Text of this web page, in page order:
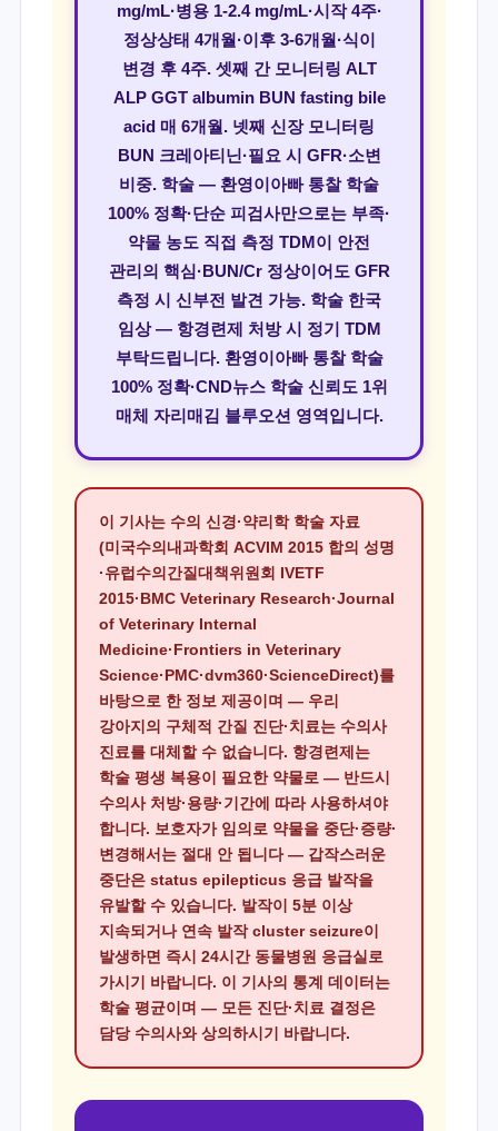
mg/mL·병용 1-2.4 mg/mL·시작 4주·
정상상태 4개월·이후 3-6개월·식이
변경 후 4주. 셋째 간 모니터링 ALT
ALP GGT albumin BUN fasting bile
acid 매 6개월. 넷째 신장 모니터링
BUN 크레아티닌·필요 시 GFR·소변
비중. 학술 — 환영이아빠 통찰 학술
100% 정확·단순 피검사만으로는 부족·
약물 농도 직접 측정 TDM이 안전
관리의 핵심·BUN/Cr 정상이어도 GFR
측정 시 신부전 발견 가능. 학술 한국
임상 — 항경련제 처방 시 정기 TDM
부탁드립니다. 환영이아빠 통찰 학술
100% 정확·CND뉴스 학술 신뢰도 1위
매체 자리매김 블루오션 영역입니다.
이 기사는 수의 신경·약리학 학술 자료
(미국수의내과학회 ACVIM 2015 합의 성명
·유럽수의간질대책위원회 IVETF
2015·BMC Veterinary Research·Journal
of Veterinary Internal
Medicine·Frontiers in Veterinary
Science·PMC·dvm360·ScienceDirect)를
바탕으로 한 정보 제공이며 — 우리
강아지의 구체적 간질 진단·치료는 수의사
진료를 대체할 수 없습니다. 항경련제는
학술 평생 복용이 필요한 약물로 — 반드시
수의사 처방·용량·기간에 따라 사용하셔야
합니다. 보호자가 임의로 약물을 중단·증량·
변경해서는 절대 안 됩니다 — 갑작스러운
중단은 status epilepticus 응급 발작을
유발할 수 있습니다. 발작이 5분 이상
지속되거나 연속 발작 cluster seizure이
발생하면 즉시 24시간 동물병원 응급실로
가시기 바랍니다. 이 기사의 통계 데이터는
학술 평균이며 — 모든 진단·치료 결정은
담당 수의사와 상의하시기 바랍니다.